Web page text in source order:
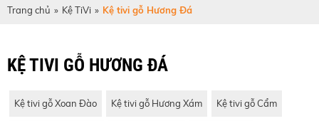
Trang chủ » Kệ TiVi » Kệ tivi gỗ Hương Đá
KỆ TIVI GỖ HƯƠNG ĐÁ
Kệ tivi gỗ Xoan Đào Kệ tivi gỗ Hương Xám Kệ tivi gỗ Cẩm